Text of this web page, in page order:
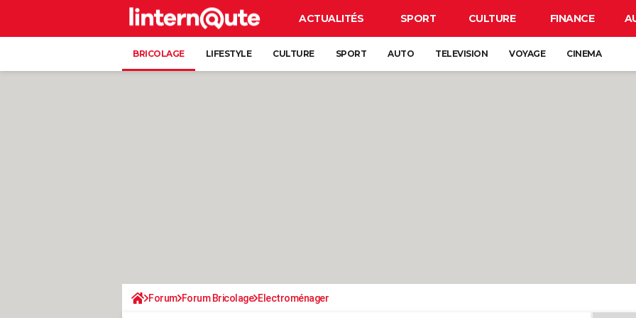
ACTUALITÉS SPORT CULTURE FINANCE
BRICOLAGE LIFESTYLE CULTURE SPORT AUTO TELEVISION VOYAGE CINEMA
Forum Forum Bricolage Electroménager